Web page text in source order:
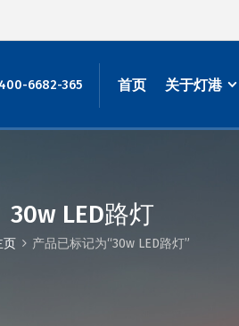
6682-365 首页 关于灯港
30w LED路灯
页 产品已标记为“30w LED路灯”